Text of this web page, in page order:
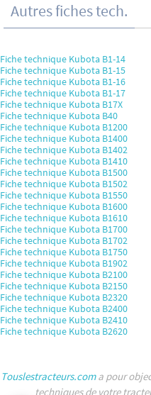
Autres fiches tech.
Fiche technique Kubota B1-14
Fiche technique Kubota B1-15
Fiche technique Kubota B1-16
Fiche technique Kubota B1-17
Fiche technique Kubota B17X
Fiche technique Kubota B40
Fiche technique Kubota B1200
Fiche technique Kubota B1400
Fiche technique Kubota B1402
Fiche technique Kubota B1410
Fiche technique Kubota B1500
Fiche technique Kubota B1502
Fiche technique Kubota B1550
Fiche technique Kubota B1600
Fiche technique Kubota B1610
Fiche technique Kubota B1700
Fiche technique Kubota B1702
Fiche technique Kubota B1750
Fiche technique Kubota B1902
Fiche technique Kubota B2100
Fiche technique Kubota B2150
Fiche technique Kubota B2320
Fiche technique Kubota B2400
Fiche technique Kubota B2410
Fiche technique Kubota B2620
Touslestracteurs.coma pour
techniques de votre